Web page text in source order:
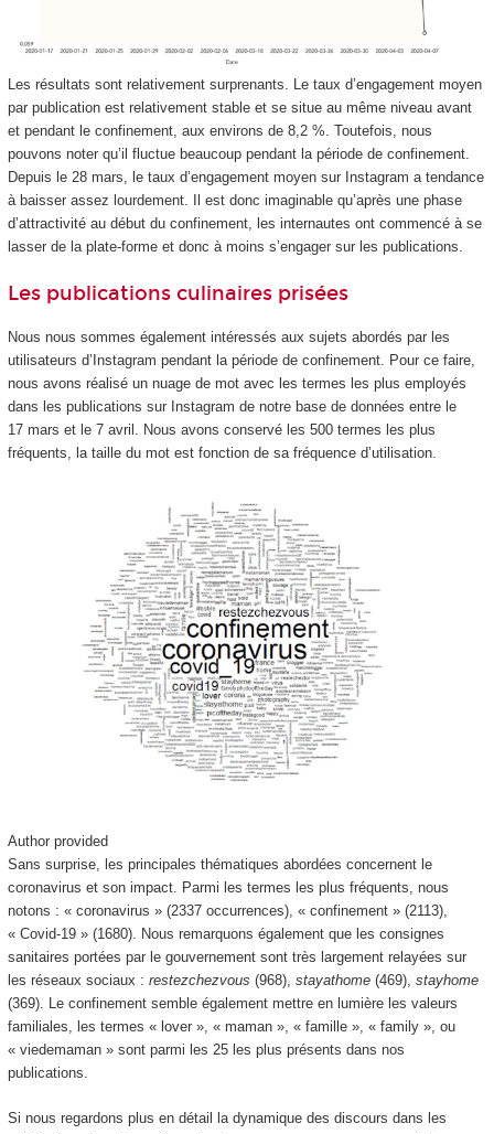
Les résultats sont relativement surprenants. Le taux d’engagement moyen
par publication est relativement stable et se situe au même niveau avant
et pendant le confinement, aux environs de 8,2 %. Toutefois, nous
pouvons noter qu’il fluctue beaucoup pendant la période de confinement.
Depuis le 28 mars, le taux d’engagement moyen sur Instagram a tendance
à baisser assez lourdement. Il est donc imaginable qu’après une phase
d’attractivité au début du confinement, les internautes ont commencé à se
lasser de la plate-forme et donc à moins s’engager sur les publications.
Les publications culinaires prisées
Nous nous sommes également intéressés aux sujets abordés par les
utilisateurs d’Instagram pendant la période de confinement. Pour ce faire,
nous avons réalisé un nuage de mot avec les termes les plus employés
dans les publications sur Instagram de notre base de données entre le
17 mars et le 7 avril. Nous avons conservé les 500 termes les plus
fréquents, la taille du mot est fonction de sa fréquence d’utilisation.
Author provided
Sans surprise, les principales thématiques abordées concernent le
coronavirus et son impact. Parmi les termes les plus fréquents, nous
notons : « coronavirus » (2337 occurrences), « confinement » (2113),
« Covid-19 » (1680). Nous remarquons également que les consignes
sanitaires portées par le gouvernement sont très largement relayées sur
les réseaux sociaux : restezchezvous (968), stayathome(469), stayhome
(369). Le confinement semble également mettre en lumière les valeurs
familiales, les termes « lover », « maman », « famille », « family », ou
« viedemaman » sont parmi les 25 les plus présents dans nos
publications.
Si nous regardons plus en détail la dynamique des discours dans les